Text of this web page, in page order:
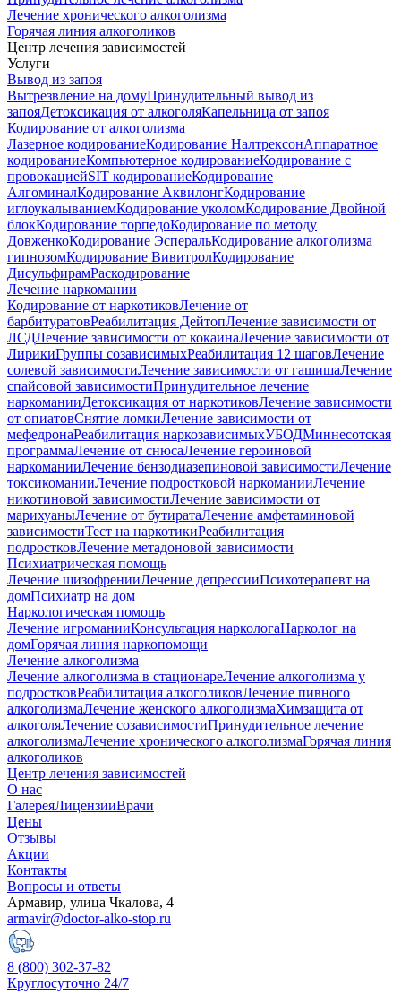
Лечение хронического алкоголизма
Горячая линия алкоголиков
Центр лечения зависимостей
Услуги
Вывод из запоя
Вытрезвление на домуПринудительный вывод из
запояДетоксикация от алкоголяКапельница от запоя
Кодирование от алкоголизма
Лазерное кодированиеКодирование НалтрексонАппаратное
кодированиеКомпьютерное кодированиеКодирование с
провокациейSIT кодированиеКодирование
АлгоминалКодирование АквилонгКодирование
иглоукалываниемКодирование уколомКодирование Двойной
блокКодирование торпедоКодирование по методу
ДовженкоКодирование ЭсперальКодирование алкоголизма
гипнозомКодирование ВивитролКодирование
ДисульфирамРаскодирование
Лечение наркомании
Кодирование от наркотиковЛечение от
барбитуратовРеабилитация ДейтопЛечение зависимости от
ЛСДЛечение зависимости от кокаинаЛечение зависимости от
ЛирикиГруппы созависимыхРеабилитация 12 шаговЛечение
солевой зависимостиЛечение зависимости от гашишаЛечение
спайсовой зависимостиПринудительное лечение
наркоманииДетоксикация от наркотиковЛечение зависимости
от опиатовСнятие ломкиЛечение зависимости от
мефедронаРеабилитация наркозависимыхУБОДМиннесотская
программаЛечение от снюсаЛечение героиновой
наркоманииЛечение бензодиазепиновой зависимостиЛечение
токсикоманииЛечение подростковой наркоманииЛечение
никотиновой зависимостиЛечение зависимости от
марихуаныЛечение от бутиратаЛечение амфетаминовой
зависимостиТест на наркотикиРеабилитация
подростковЛечение метадоновой зависимости
Психиатрическая помощь
Лечение шизофренииЛечение депрессииПсихотерапевт на
домПсихиатр на дом
Наркологическая помощь
Лечение игроманииКонсультация наркологаНарколог на
домГорячая линия наркопомощи
Лечение алкоголизма
Лечение алкоголизма в стационареЛечение алкоголизма у
подростковРеабилитация алкоголиковЛечение пивного
алкоголизмаЛечение женского алкоголизмаХимзащита от
алкоголяЛечение созависимостиПринудительное лечение
алкоголизмаЛечение хронического алкоголизмаГорячая линия
алкоголиков
Центр лечения зависимостей
О нас
ГалереяЛицензииВрачи
Цены
Отзывы
Акции
Контакты
Вопросы и ответы
Армавир, улица Чкалова, 4
armavir@doctor-alko-stop.ru
8 (800) 302-37-82
Круглосуточно 24/7